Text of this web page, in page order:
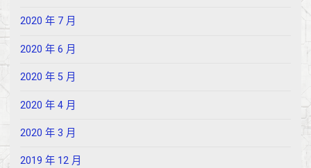
2020 年 7 月
2020 年 6 月
2020 年 5 月
2020 年 4 月
2020 年 3 月
2019 年 12 月